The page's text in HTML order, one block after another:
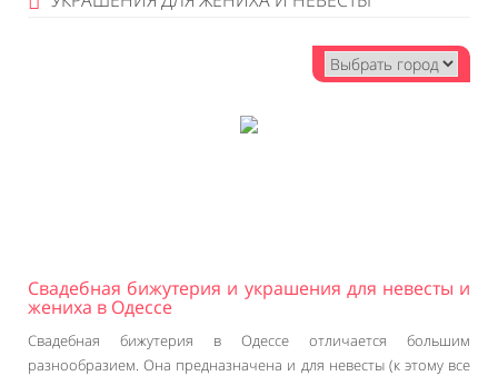
Свадебная бижутерия и украшения для невесты и
жениха в Одессе
Свадебная бижутерия в Одессе отличается большим
разнообразием. Она предназначена и для невесты (к этому все